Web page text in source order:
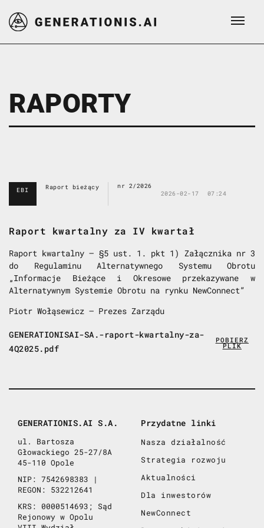
RAPORTY
EBI Raport bieżący
nr 2/2026
2026-02-17
07:24
Raport kwartalny za IV kwartał
Raport kwartalny – §5 ust. 1. pkt 1) Załącznika nr 3
do Regulaminu Alternatywnego Systemu Obrotu
„Informacje Bieżące i Okresowe przekazywane w
Alternatywnym Systemie Obrotu na rynku NewConnect”
Piotr Wołąsewicz – Prezes Zarządu
GENERATIONISAI-SA.-raport-kwartalny-za-
4Q2025.pdf
POBIERZ
PLIK
GENERATIONIS.AI S.A.
ul. Bartosza
Głowackiego 25-27/8A
45-110 Opole
NIP: 7542698383 |
REGON: 532212641
KRS: 0000514693; Sąd
Rejonowy w Opolu
Przydatne linki
Nasza działalność
Strategia rozwoju
Aktualności
Dla inwestorów
NewConnect